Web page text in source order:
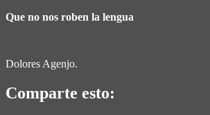
Que no nos roben la lengua
Dolores Agenjo.
Comparte esto: